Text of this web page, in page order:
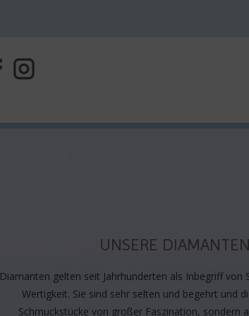
UNSERE DIAMANTEN
Diamanten gelten seit Jahrhunderten als Inbegriff von
Wertigkeit. Sie sind sehr selten und begehrt und
Schmuckstücke von großer Faszination, sondern